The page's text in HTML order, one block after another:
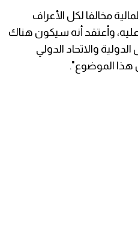
مخالفا لكل الأعراف
وأعتقد أنه سيكون هناك
والاتحاد الدولي
هذا الموضوع".